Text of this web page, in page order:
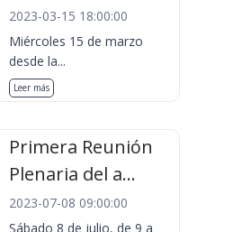
2023-03-15 18:00:00
Miércoles 15 de marzo
desde la...
Leer más
Primera Reunión
Plenaria del a...
2023-07-08 09:00:00
Sábado 8 de julio, de 9 a